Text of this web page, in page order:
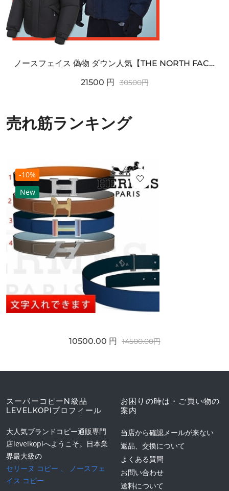
ノースフェイス 偽物 ダウン人気【THE NORTH FACE】M'S 7 SUMMIT HIM...
21500 円 30500円
売れ筋ランキング
-10%
New
10500.00 円 14500.00円
スーパーコピーN級品
LEVELKOPIプロフィール
大人気ブランドコピー通販専門
店levelkopiへようこそ。日本業
界最大級の
セリーヌ コピー
ノースフェ
イス コピー
お困りの時は・ご買い物の
案内
当店から確認メールが来ない
返品、交換について
よくある質問
お問い合わせ
送料について